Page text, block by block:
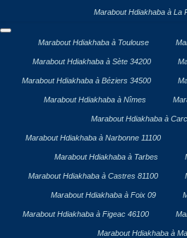
Marabout Hdiakhaba à La
Marabout Hdiakhaba à Toulouse
Marabout Hdiakhaba à Sète 34200
Marabout Hdiakhaba à Béziers 34500
Marabout Hdiakhaba à Nîmes
Marabout Hdiakhaba à
Marabout Hdiakhaba à Narbonne 11100
Marabout Hdiakhaba à Tarbes
Marabout Hdiakhaba à Castres 81100
Marabout Hdiakhaba à Foix 09
Marabout Hdiakhaba à Figeac 46100
Marabout Hdiakhaba à